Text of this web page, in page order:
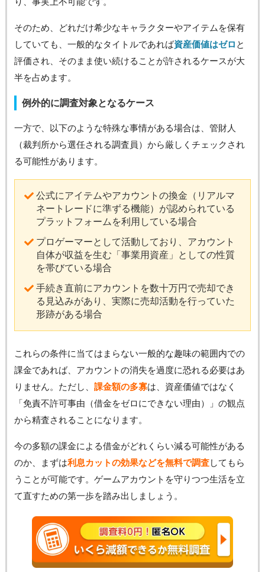
そのため、どれだけ希少なキャラクターやアイテムを保有
していても、一般的なタイトルであれば資産価値はゼロ と
評価され、そのまま使い続けることが許されるケースが大
半を占めます。
例外的に調査対象となるケース
一方で、以下のような特殊な事情がある場合は、管財人
（裁判所から選任される調査員）から厳しくチェックされ
る可能性があります。
公式にアイテムやアカウントの換金（リアルマ
ネートレードに準ずる機能）が認められている
プラットフォームを利用している場合
プロゲーマーとして活動しており、アカウント
自体が収益を生む「事業用資産」としての性質
を帯びている場合
手続き直前にアカウントを数十万円で売却でき
る見込みがあり、実際に売却活動を行っていた
形跡がある場合
これらの条件に当てはまらない一般的な趣味の範囲内での
課金であれば、アカウントの消失を過度に恐れる必要はあ
りません。ただし、 課金額の多寡は、資産価値ではなく
「免責不許可事由（借金をゼロにできない理由）」の観点
から精査されることになります。
今の多額の課金による借金がどれくらい減る可能性がある
のか、まずは利息カットの効果などを無料で調査してもら
うことが可能です。ゲームアカウントを守りつつ生活を立
て直すための第一歩を踏み出しましょう。